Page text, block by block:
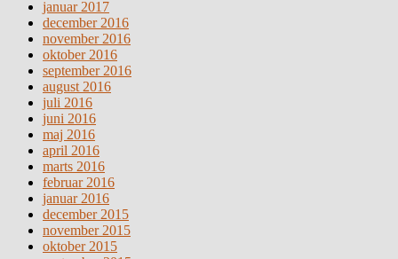
januar 2017
december 2016
november 2016
oktober 2016
september 2016
august 2016
juli 2016
juni 2016
maj 2016
april 2016
marts 2016
februar 2016
januar 2016
december 2015
november 2015
oktober 2015